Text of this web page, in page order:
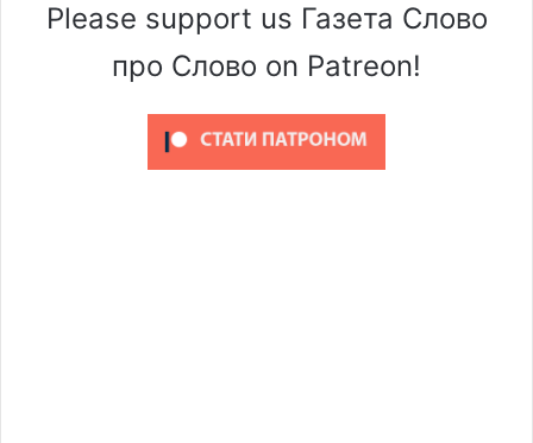
Please support us Газета Слово
про Слово on Patreon!